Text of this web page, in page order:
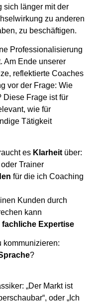
sich länger mit der
zu anderen
zu beschäftigen.
Professionalisierung
Am Ende unserer
reflektierte Coaches
vor der Frage: Wie
Diese Frage ist für
wie für
Tätigkeit
es Klarheit über:
Trainer
für die ich Coaching
Kunden durch
kann
fachliche Expertise
kommunizieren:
?
„Der Markt ist
oder „Ich